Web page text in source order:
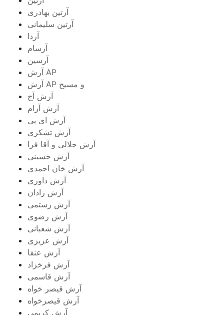
آرتین بهادری
آرتین سلیمانی
آردا
آرسام
آرسین
آرش AP
آرش AP و مسیح
آرش آج
آرش آرام
آرش ای پی
آرش تشکری
آرش جلالی و آقا فرا
آرش حسینی
آرش خان احمدی
آرش داوری
آرش رادان
آرش رستمى
آرش رضوی
آرش شعبانی
آرش عزیزی
آرش عنقا
آرش فرخزاد
آرش قاسمی
آرش قیصر خواه
آرش قیصرخواه
آرش کریمی